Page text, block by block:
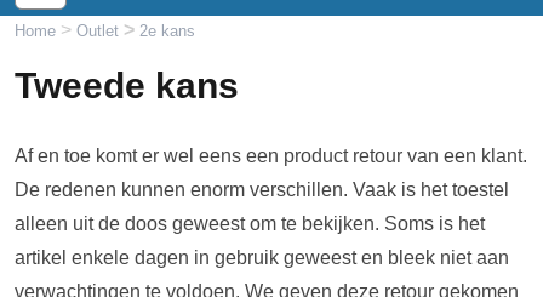
Home > Outlet > 2e kans
Tweede kans
Af en toe komt er wel eens een product retour van een klant.
De redenen kunnen enorm verschillen. Vaak is het toestel
alleen uit de doos geweest om te bekijken. Soms is het
artikel enkele dagen in gebruik geweest en bleek niet aan
verwachtingen te voldoen. We geven deze retour gekomen